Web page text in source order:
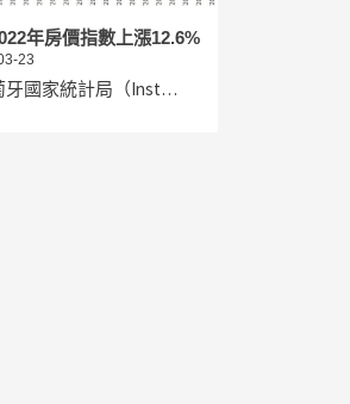
年房價指數上漲12.6%
23
牙國家統計局（Inst…